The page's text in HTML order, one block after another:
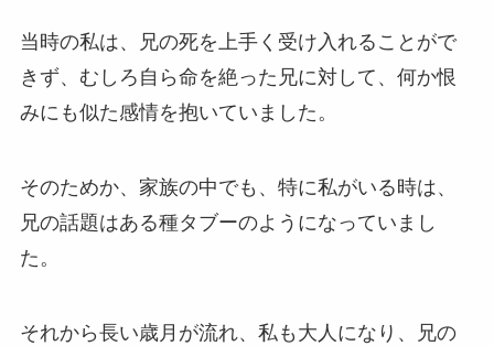
当時の私は、兄の死を上手く受け入れることがで
きず、むしろ自ら命を絶った兄に対して、何か恨
みにも似た感情を抱いていました。
そのためか、家族の中でも、特に私がいる時は、
兄の話題はある種タブーのようになっていまし
た。
それから長い歳月が流れ、私も大人になり、兄の